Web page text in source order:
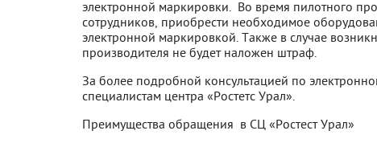
электронной маркировки. Во время пилотного
сотрудников, приобрести необходимое
электронной маркировкой. Также в случае
производителя не будет наложен штраф.
За более подробной консультацией по
специалистам центра «Ростетс Урал».
Преимущества обращения в СЦ «Ростест Урал»